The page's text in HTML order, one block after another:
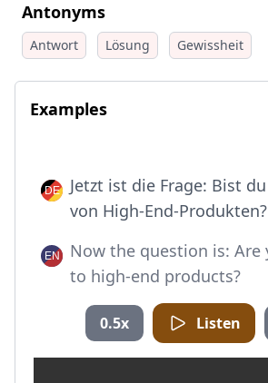
Antonyms
Antwort Lösung Gewissheit
Examples
Jetzt ist die Frage: Bist
von High-End-Produkten?
Now the question is: Are
to high-end products?
0.5x Listen